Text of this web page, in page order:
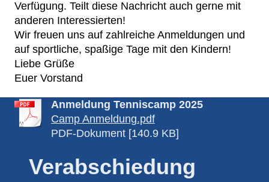
Verfügung. Teilt diese Nachricht auch gerne mit
anderen Interessierten!
Wir freuen uns auf zahlreiche Anmeldungen und
auf sportliche, spaßige Tage mit den Kindern!
Liebe Grüße
Euer Vorstand
Anmeldung Tenniscamp 2025
Camp Anmeldung.pdf
PDF-Dokument [140.9 KB]
Verabschiedung